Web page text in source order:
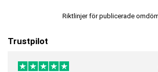
Riktlinjer för publicerade
Trustpilot